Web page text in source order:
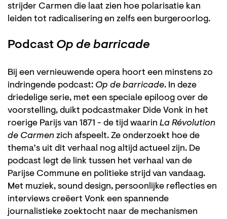
strijder Carmen die laat zien hoe polarisatie kan
leiden tot radicalisering en zelfs een burgeroorlog.
Podcast Op de barricade
Bij een vernieuwende opera hoort een minstens zo
indringende podcast: Op de barricade. In deze
driedelige serie, met een speciale epiloog over de
voorstelling, duikt podcastmaker Dide Vonk in het
roerige Parijs van 1871 - de tijd waarin La Révolution
de Carmen zich afspeelt. Ze onderzoekt hoe de
thema’s uit dit verhaal nog altijd actueel zijn. De
podcast legt de link tussen het verhaal van de
Parijse Commune en politieke strijd van vandaag.
Met muziek, sound design, persoonlijke reflecties en
interviews creëert Vonk een spannende
journalistieke zoektocht naar de mechanismen